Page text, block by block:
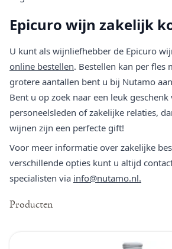
Epicuro wijn zakelijk
U kunt als wijnliefhebber de Epicuro
online bestellen. Bestellen kan per fles
grotere aantallen bent u bij Nutamo
Bent u op zoek naar een leuk geschenk
personeelsleden of zakelijke relaties,
wijnen zijn een perfecte gift!
Voor meer informatie over zakelijke
verschillende opties kunt u altijd
specialisten via info@nutamo.nl.
Producten